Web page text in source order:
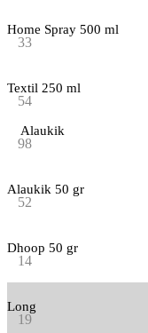
Home Spray 500 ml
33
Textil 250 ml
54
Alaukik
98
Alaukik 50 gr
52
Dhoop 50 gr
14
Long
19